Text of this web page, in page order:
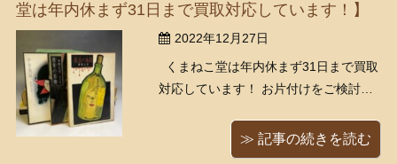
堂は年内休まず31日まで買取対応しています！】
2022年12月27日
くまねこ堂は年内休まず31日まで買取
対応しています！ お片付けをご検討中
さいませ！ またくまねこ堂では、現在
アルバイト・正社員を募集していま
≫ 記事の続きを読む